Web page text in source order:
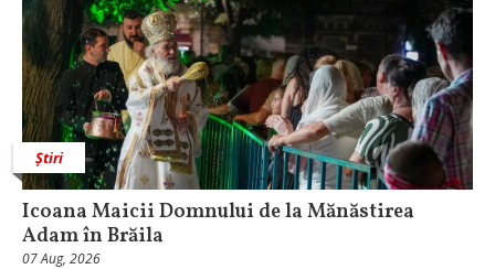
Știri
Icoana Maicii Domnului de la Mănăstirea
Adam în Brăila
07 Aug, 2026